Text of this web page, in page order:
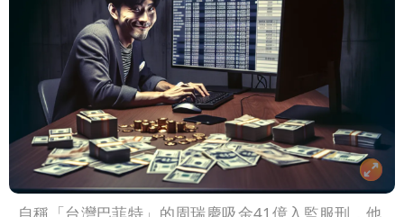
自稱「台灣巴菲特」的周瑞慶吸金41億入監服刑，他